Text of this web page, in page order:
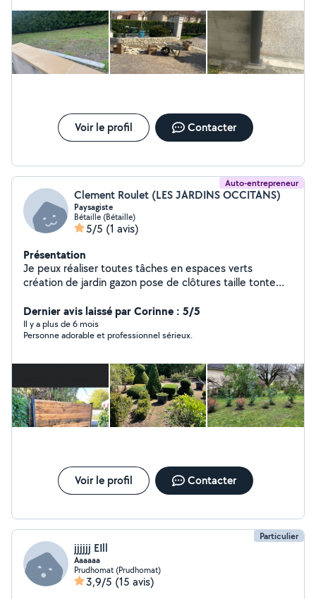
Voir le profil Contacter
Auto-entrepreneur
Clement Roulet (LES JARDINS OCCITANS)
Paysagiste
Bétaille (Bétaille)
5/5 (1 avis)
Présentation
Je peux réaliser toutes tâches en espaces verts
création de jardin gazon pose de clôtures taille tonte
création de massif.
Dernier avis laissé par Corinne : 5/5
Il y a plus de 6 mois
Personne adorable et professionnel sérieux.
Voir le profil Contacter
Particulier
jjjjjj EIll
Aaaaaa
Prudhomat (Prudhomat)
3,9/5 (15 avis)